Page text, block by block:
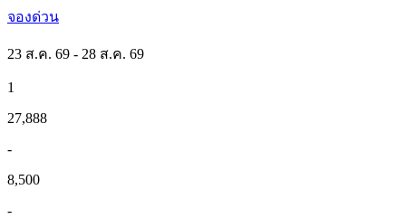
จองด่วน
23 ส.ค. 69 - 28 ส.ค. 69
1
27,888
-
8,500
-